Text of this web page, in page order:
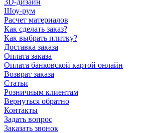
3D-дизайн
Шоу-рум
Расчет материалов
Как сделать заказ?
Как выбрать плитку?
Доставка заказа
Оплата заказа
Оплата банковской картой онлайн
Возврат заказа
Статьи
Розничным клиентам
Вернуться обратно
Контакты
Задать вопрос
Заказать звонок